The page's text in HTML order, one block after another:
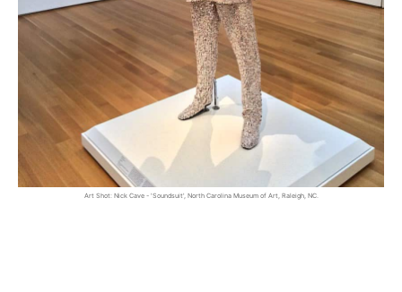
Art Shot: Nick Cave - 'Soundsuit', North Carolina Museum of Art, Raleigh, NC.